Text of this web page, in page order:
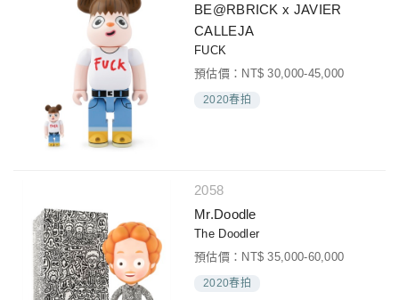
BE@RBRICK x JAVIER
CALLEJA
FUCK
預估價：NT$ 30,000-45,000
2020春拍
2058
Mr.Doodle
The Doodler
預估價：NT$ 35,000-60,000
2020春拍